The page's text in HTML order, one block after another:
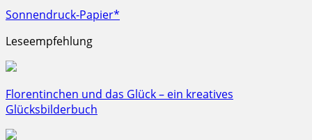
Sonnendruck-Papier*
Leseempfehlung
Florentinchen und das Glück – ein kreatives
Glücksbilderbuch